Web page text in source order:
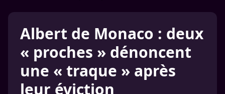
Albert de Monaco : deux
« proches » dénoncent
une « traque » après
leur éviction